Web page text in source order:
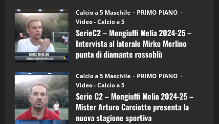
6)
–
Intervista
a
mister
Arturo
Carciotto
(Mongiuffi
Calcio a 5 Maschile
PRIMO PIANO
Video - Calcio a 5
SerieC2 – Mongiuffi Melia 2024-25 –
Intervista al laterale Mirko Merlino
punta di diamante rossoblù
Calcio a 5 Maschile
PRIMO PIANO
Video - Calcio a 5
Serie C2 – Mongiuffi Melia 2024-25 –
Mister Arturo Carciotto presenta la
nuova stagione sportiva
4
“SportEmpire” in Podcast: 27^ Puntata
(Martedi 14 Aprile 2026)
15/04/2026
5
“SportEmpire” in Podcast: 26^ Puntata
(Martedi 07 Aprile 2026)
08/04/2026